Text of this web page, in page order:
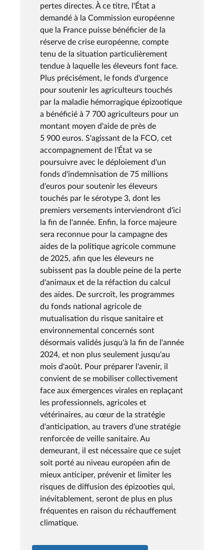
pertes directes. À ce titre, l'État a
demandé à la Commission européenne
que la France puisse bénéficier de la
réserve de crise européenne, compte
tenu de la situation particulièrement
tendue à laquelle les éleveurs font face.
Plus précisément, le fonds d'urgence
pour soutenir les agriculteurs touchés
par la maladie hémorragique épizootique
a bénéficié à 7 700 agriculteurs pour un
montant moyen d'aide de près de
5 900 euros. S'agissant de la FCO, cet
accompagnement de l'État va se
poursuivre avec le déploiement d'un
fonds d'indemnisation de 75 millions
d'euros pour soutenir les éleveurs
touchés par le sérotype 3, dont les
premiers versements interviendront d'ici
la fin de l'année. Enfin, la force majeure
sera reconnue pour la campagne des
aides de la politique agricole commune
de 2025, afin que les éleveurs ne
subissent pas la double peine de la perte
d'animaux et de la réfaction du calcul
des aides. De surcroît, les programmes
du fonds national agricole de
mutualisation du risque sanitaire et
environnemental concernés sont
désormais validés jusqu'à la fin de l'année
2024, et non plus seulement jusqu'au
mois d'août. Pour préparer l'avenir, il
convient de se mobiliser collectivement
face aux émergences virales en replaçant
les professionnels, agricoles et
vétérinaires, au cœur de la stratégie
d'anticipation, au travers d'une stratégie
renforcée de veille sanitaire. Au
demeurant, il est nécessaire que ce sujet
soit porté au niveau européen afin de
mieux anticiper, prévenir et limiter les
risques de diffusion des épizooties qui,
inévitablement, seront de plus en plus
fréquentes en raison du réchauffement
climatique.